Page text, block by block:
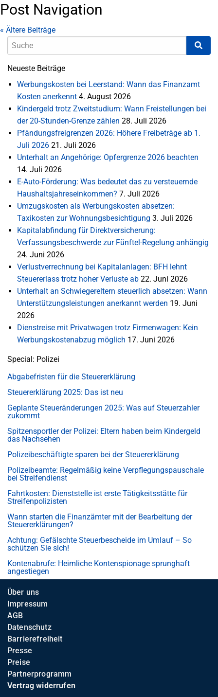
Post Navigation
« Ältere Beiträge
Neueste Beiträge
Werbungskosten bei Leerstand: Wann das Finanzamt
Kosten anerkennt 4. August 2026
Kindergeld trotz Zweitstudium: Wann Freistellungen bei
der 20-Stunden-Grenze zählen 28. Juli 2026
Pfändungsfreigrenzen 2026: Höhere Freibeträge ab 1.
Juli 2026 21. Juli 2026
Unterhalt an Angehörige: Opfergrenze 2026 beachten
14. Juli 2026
E-Auto-Förderung: Was bedeutet das zu versteuernde
Haushaltsjahreseinkommen? 7. Juli 2026
Umzugskosten als Werbungskosten absetzen:
Taxikosten zur Wohnungsbesichtigung 3. Juli 2026
Kapitalabfindung für Direktversicherung:
Verfassungsbeschwerde zur Fünftel-Regelung anhängig
24. Juni 2026
Verlustverrechnung bei Kapitalanlagen: BFH lehnt
Steuererlass trotz hoher Verluste ab 22. Juni 2026
Unterhalt an Schwiegereltern steuerlich absetzen: Wann
Unterstützungsleistungen anerkannt werden 19. Juni
2026
Dienstreise mit Privatwagen trotz Firmenwagen: Kein
Werbungskostenabzug möglich 17. Juni 2026
Special: Polizei
Abgabefristen für die Steuererklärung
Steuererklärung 2025: Das ist neu
Geplante Steueränderungen 2025: Was auf Steuerzahler
zukommt
Spitzensportler der Polizei: Eltern haben beim Kindergeld
das Nachsehen
Polizeibeschäftigte sparen bei der Steuererklärung
Polizeibeamte: Regelmäßig keine Verpflegungspauschale
bei Streifendienst
Fahrtkosten: Dienststelle ist erste Tätigkeitsstätte für
Streifenpolizisten
Wann starten die Finanzämter mit der Bearbeitung der
Steuererklärungen?
Achtung: Gefälschte Steuerbescheide im Umlauf – So
schützen Sie sich!
Kontenabrufe: Heimliche Kontenspionage sprunghaft
angestiegen
Über uns
Impressum
AGB
Datenschutz
Barrierefreiheit
Presse
Preise
Partnerprogramm
Vertrag widerrufen